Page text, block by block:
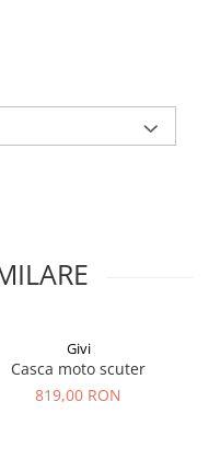
Givi
Casca moto scuter
819,00 RON